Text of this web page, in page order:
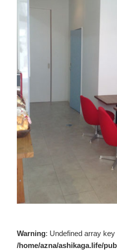
Warning: Undefined array
/home/azna/ashikaga.life/